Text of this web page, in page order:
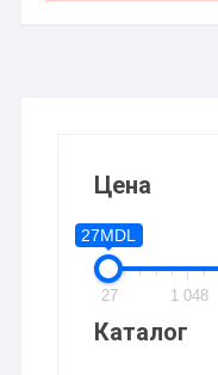
Цена
27MDL
27 1 048
Каталог